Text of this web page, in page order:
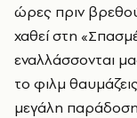
ώρες πριν
χαθεί στη
εναλλάσσονται
το φιλμ
μεγάλη